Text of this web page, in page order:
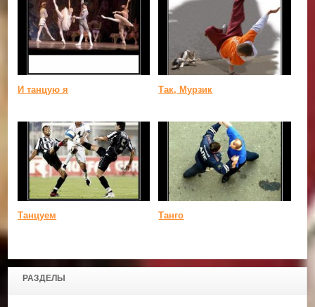
РАЗДЕЛЫ
И танцую я Так, Мурзик
Танцуем Танго